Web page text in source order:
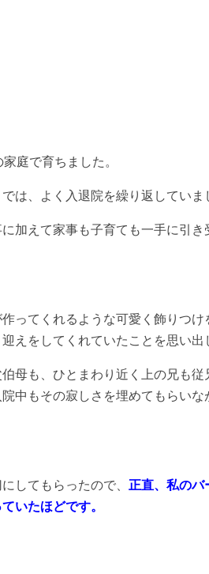
庭で育ちました。
は、よく入退院を繰り返していま
加えて家事も子育ても一手に引き
ってくれるような可愛く飾りつけ
えをしてくれていたことを思い出
母も、ひとまわり近く上の兄も従
中もその寂しさを埋めてもらいな
してもらったので、 正直、私のバ
いたほどです。